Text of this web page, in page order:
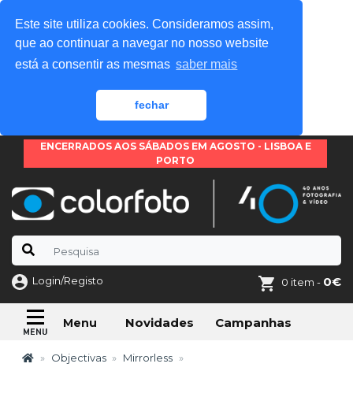
Este site utiliza cookies. Consideramos assim,
que ao continuar a navegar no nosso website
está a consentir as mesmas saber mais
fechar
ENCERRADOS AOS SÁBADOS EM AGOSTO - LISBOA E
PORTO
Login/Registo 0 item - 0€
Menu Novidades Campanhas
Objectivas Mirrorless